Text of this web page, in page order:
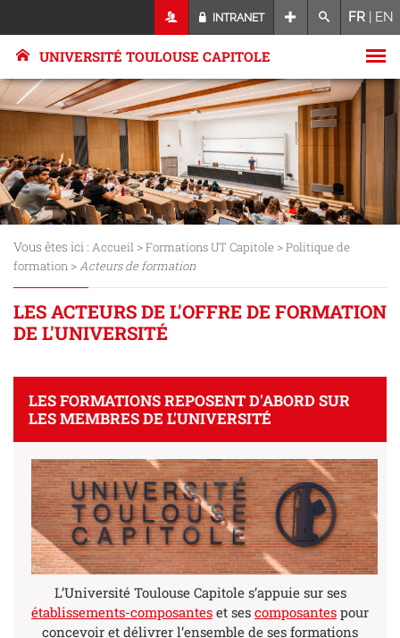
INTRANET FR | EN
UNIVERSITÉ TOULOUSE CAPITOLE
Vous êtes ici : Accueil >Formations UT Capitole >Politique de
formation >Acteurs de formation
LES ACTEURS DE L'OFFRE DE FORMATION
DE L'UNIVERSITÉ
LES FORMATIONS REPOSENT D'ABORD SUR
LES MEMBRES DE L'UNIVERSITÉ
L’Université Toulouse Capitole s’appuie sur ses
établissements-composantes et ses composantes pour
concevoir et délivrer l’ensemble de ses formations